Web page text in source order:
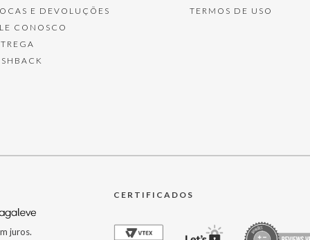
E DEVOLUÇÕES
CONOSCO
TERMOS DE USO
juros.
CERTIFICADOS